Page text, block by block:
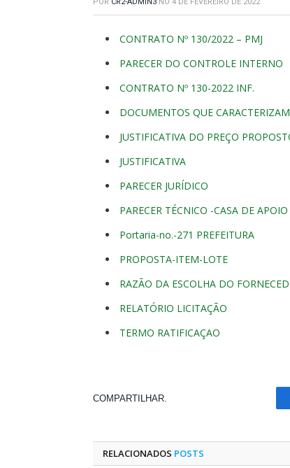
CONTRATO Nº 130/2022 – PMJ
PARECER DO CONTROLE INTERNO
CONTRATO Nº 130-2022 INF.
DOCUMENTOS QUE
JUSTIFICATIVA DO PREÇO
JUSTIFICATIVA
PARECER JURÍDICO
PARECER TÉCNICO -CASA DE
Portaria-no.-271 PREFEITURA
PROPOSTA-ITEM-LOTE
RAZÃO DA ESCOLHA DO
RELATÓRIO LICITAÇÃO
TERMO RATIFICAÇAO
COMPARTILHAR.
RELACIONADOS POSTS